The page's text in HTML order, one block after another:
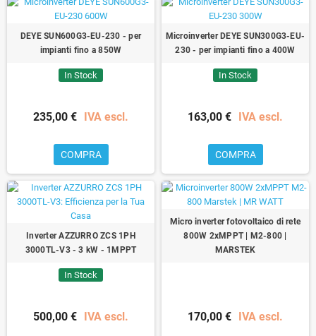
DEYE SUN600G3-EU-230 - per
impianti fino a 850W
In Stock
235,00 € IVA escl.
COMPRA
Microinverter DEYE SUN300G3-EU-
230 - per impianti fino a 400W
In Stock
163,00 € IVA escl.
COMPRA
Inverter AZZURRO ZCS 1PH
3000TL-V3 - 3 kW - 1MPPT
In Stock
500,00 € IVA escl.
Micro inverter fotovoltaico di rete
800W 2xMPPT | M2-800 |
MARSTEK
170,00 € IVA escl.